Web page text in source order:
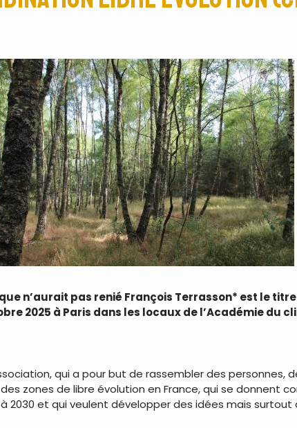
n’aurait pas renié François Terrasson* est le
2025 à Paris dans les locaux de l’Académie du
qui a pour but de rassembler des personnes,
zones de libre évolution en France, qui se donnent
2030 et qui veulent développer des idées mais